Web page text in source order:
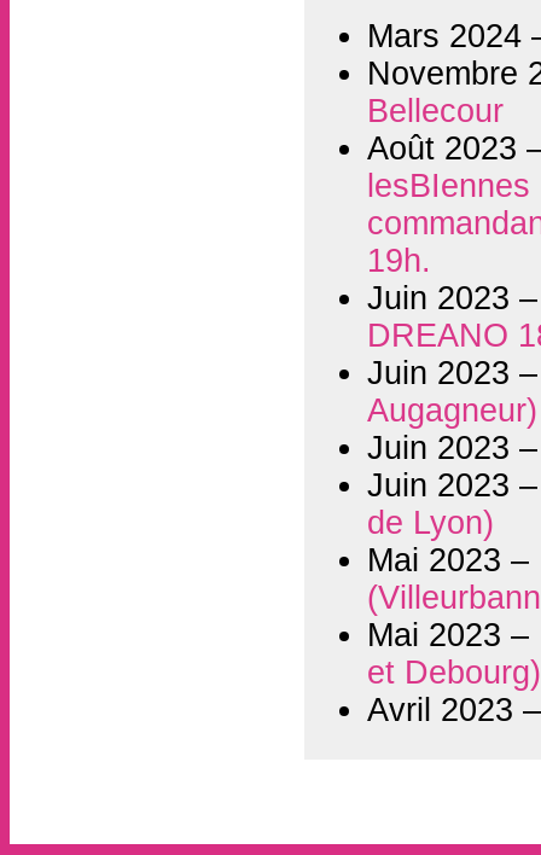
Mars 2024
Novembre
Bellecour
Août 2023
19h.
Juin 2023
DREANO
Juin 2023
Augagneur)
Juin 2023
Juin 2023
de Lyon)
Mai 2023 –
Mai 2023 –
et Debourg)
Avril 2023